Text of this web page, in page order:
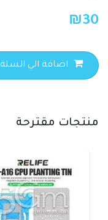
₪30
اضافة الي السلة
منتجات مقترحة